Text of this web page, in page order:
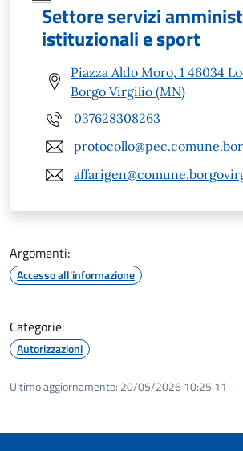
Settore servizi
istituzionali e sport
Piazza Aldo Moro, 1 46034
Borgo Virgilio (MN)
037628308263
Argomenti:
Accesso all'informazione
Categorie:
Autorizzazioni
Ultimo aggiornamento: 20/05/2026 10:25.11